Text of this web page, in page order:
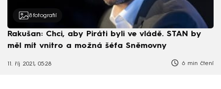
8 fotografií
Rakušan: Chci, aby Piráti byli ve vládě. STAN by
měl mít vnitro a možná šéfa Sněmovny
11. říj 2021, 05:28 6 min čtení